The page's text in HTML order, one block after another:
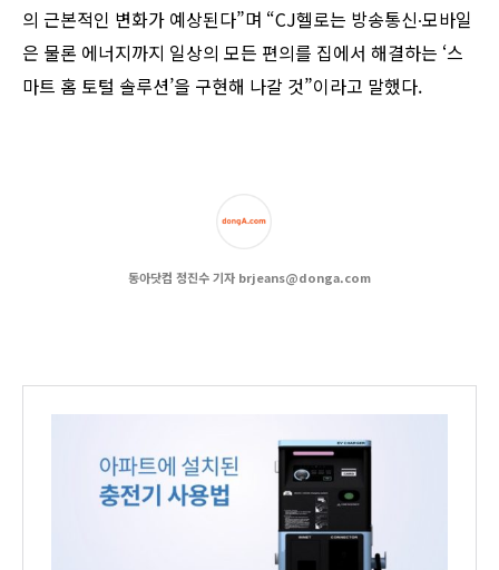
의 근본적인 변화가 예상된다”며 “CJ헬로는 방송통신∙모바일
은 물론 에너지까지 일상의 모든 편의를 집에서 해결하는 ‘스
마트 홈 토털 솔루션’을 구현해 나갈 것”이라고 말했다.
동아닷컴 정진수 기자 brjeans@donga.com